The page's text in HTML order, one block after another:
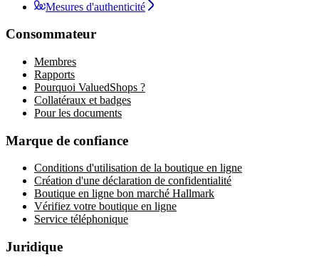
Mesures d'authenticité
Consommateur
Membres
Rapports
Pourquoi ValuedShops ?
Collatéraux et badges
Pour les documents
Marque de confiance
Conditions d'utilisation de la boutique en ligne
Création d'une déclaration de confidentialité
Boutique en ligne bon marché Hallmark
Vérifiez votre boutique en ligne
Service téléphonique
Juridique